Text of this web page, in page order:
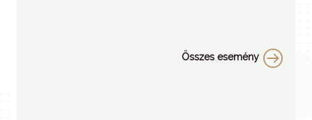
Összes esemény